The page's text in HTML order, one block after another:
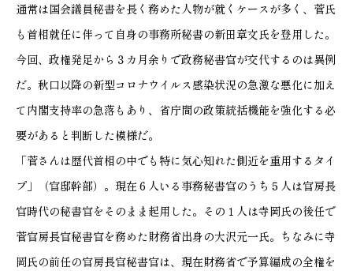
通常は国会議員秘書を長く務めた人物が就くケースが多く、菅氏
も首相就任に伴って自身の事務所秘書の新田章文氏を登用した。
今回、政権発足から３カ月余りで政務秘書官が交代するのは異例
だ。秋口以降の新型コロナウイルス感染状況の急激な悪化に加え
て内閣支持率の急落もあり、省庁間の政策統括機能を強化する必
要があると判断した模様だ。
「菅さんは歴代首相の中でも特に気心知れた側近を重用するタイ
プ」（官邸幹部）。現在６人いる事務秘書官のうち５人は官房長
官時代の秘書官をそのまま起用した。その１人は寺岡氏の後任で
菅官房長官秘書官を務めた財務省出身の大沢元一氏。ちなみに寺
岡氏の前任の官房長官秘書官は、現在財務省で予算編成の全権を